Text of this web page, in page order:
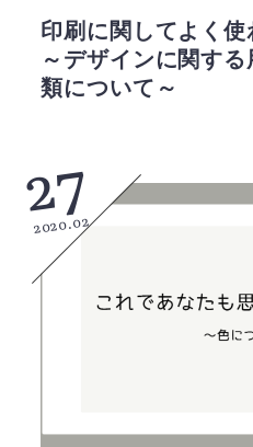
印刷に関してよく
～デザインに関す
類について～
27
2020.02